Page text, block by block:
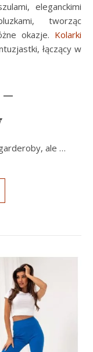
eleganckimi
tworząc
okazje. Kolarki
łączący w
ale …